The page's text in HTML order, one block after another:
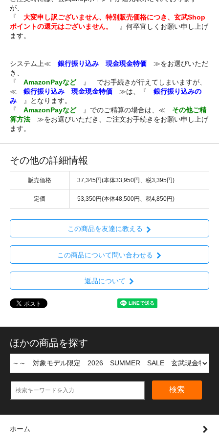
が、
『 大変申し訳ございません、特別販売価格につき、玄武Shop
ポイントの還元はございません。
』何卒宜しくお願い申し上げ
ます。
システム上≪ 銀行振り込み 現金現金特価 ≫をお選びいただ
き、
『 AmazonPayなど』 でお手続きが行えてしまいますが、
≪ 銀行振り込み 現金現金特価 ≫は、『 銀行振り込みの
み 』となります。
『 AmazonPayなど』でのご精算の場合は、≪ その他ご精
算方法 ≫をお選びいただき、ご注文お手続きをお願い申し上げ
ます。
その他の詳細情報
販売価格 37,345円(本体33,950円、税3,395円)
定価 53,350円(本体48,500円、税4,850円)
この商品を友達に教える
この商品について問い合わせる
返品について
ほかの商品を探す
検索
ホーム